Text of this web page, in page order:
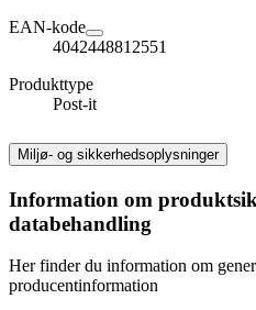
EAN-kode
4042448812551
Produkttype
Post-it
Miljø- og sikkerhedsoplysninger
Information om
databehandling
Her finder du information om
producentinformation